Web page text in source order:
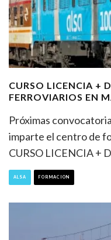
CURSO LICENCIA +
FERROVIARIOS EN
Próximas
imparte el centro de
CURSO LICENCIA +
ALSA FORMACION